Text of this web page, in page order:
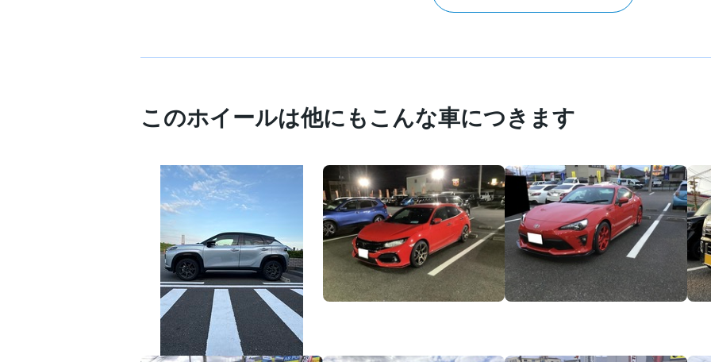
このホイールは他にもこんな車につきます